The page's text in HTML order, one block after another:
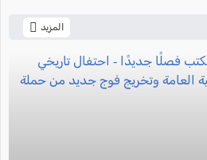
المزيد